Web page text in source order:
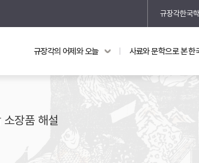
규장각한국
의궤와 지리지
규장각의 어제와 오늘 사료와 문학으로 본 한
소장품 해설